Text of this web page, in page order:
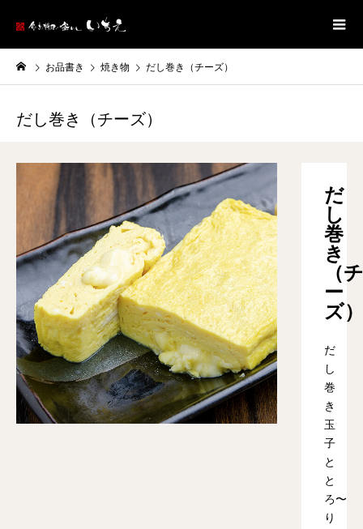
お品書き 焼き物 だし巻き（チーズ）
だし巻き（チーズ）
だ
し
巻
き
（チ
ー
ズ）
だ
し
巻
き
玉
子
と
と
ろ〜
り